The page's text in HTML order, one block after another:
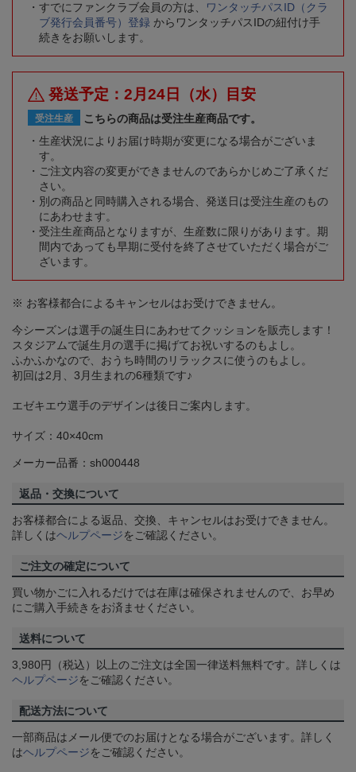
すでにファンクラブ会員の方は、
ワンタッチパスID（クラ
ブ発行会員番号）登録 からワンタッチパスIDの紐付け手
続きをお願いします。
発送予定：2月24日（水）目安
受注生産
こちらの商品は受注生産商品です。
生産状況によりお届け時期が変更になる場合がございま
す。
ご注文内容の変更ができませんのであらかじめご了承くだ
さい。
別の商品と同時購入される場合、発送日は受注生産のもの
にあわせます。
受注生産商品となりますが、生産数に限りがあります。期
間内であっても早期に受付を終了させていただく場合がご
ざいます。
※ お客様都合によるキャンセルはお受けできません。
今シーズンは選手の誕生日にあわせてクッションを販売します！
スタジアムで誕生月の選手に掲げてお祝いするのもよし。
ふかふかなので、おうち時間のリラックスに使うのもよし。
初回は2月、3月生まれの6種類です♪
エゼキエウ選手のデザインは後日ご案内します。
サイズ：40×40cm
メーカー品番：sh000448
返品・交換について
お客様都合による返品、交換、キャンセルはお受けできません。
詳しくはヘルプページをご確認ください。
ご注文の確定について
買い物かごに入れるだけでは在庫は確保されませんので、お早め
にご購入手続きをお済ませください。
送料について
3,980円（税込）以上のご注文は全国一律送料無料です。詳しくは
ヘルプページをご確認ください。
配送方法について
一部商品はメール便でのお届けとなる場合がございます。詳しく
はヘルプページをご確認ください。